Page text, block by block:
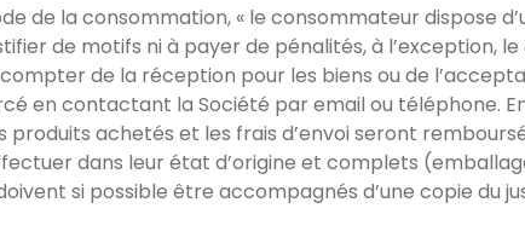
de la consommation, « le consommateur dispose
de motifs ni à payer de pénalités, à l’exception, le
de la réception pour les biens ou de
en contactant la Société par email ou téléphone.
produits achetés et les frais d’envoi seront
dans leur état d’origine et complets
si possible être accompagnés d’une copie du